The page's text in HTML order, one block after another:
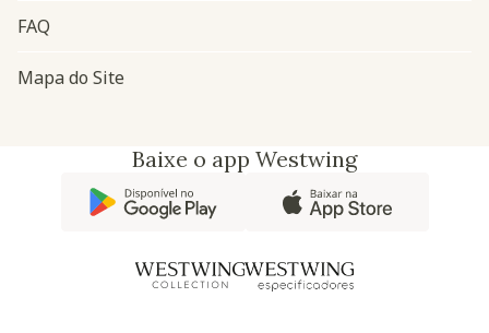
FAQ
Mapa do Site
Baixe o app Westwing